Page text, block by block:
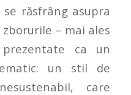
răsfrâng asupra
– mai ales
ca un
un stil de
care